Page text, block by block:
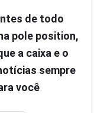
de todo
pole position,
a caixa e o
sempre
você